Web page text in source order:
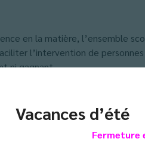
Vacances d’été
Fermeture
en la matière, l’ensemble
l’intervention de
ni gagnant.
par les élèves est une
basé sur l’apprentissage
confiance énorme et a permis
des tensions, de la violence
Evelyne Blanc, chef